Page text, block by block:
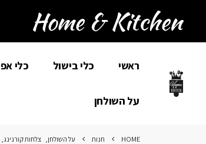
ראשי כלי בישול כלי
על השולחן
HOME חנות על השולחן, צלחות קורנינג,